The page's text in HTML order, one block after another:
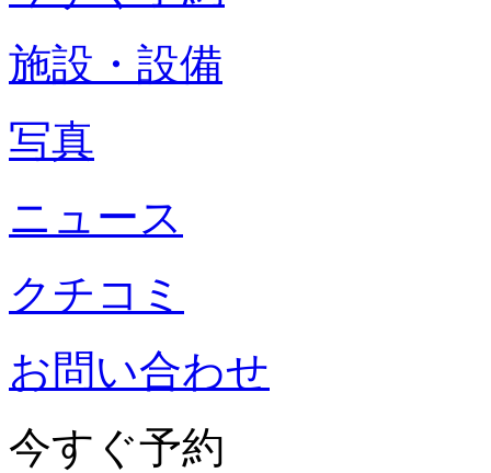
施設・設備
写真
ニュース
クチコミ
お問い合わせ
今すぐ予約